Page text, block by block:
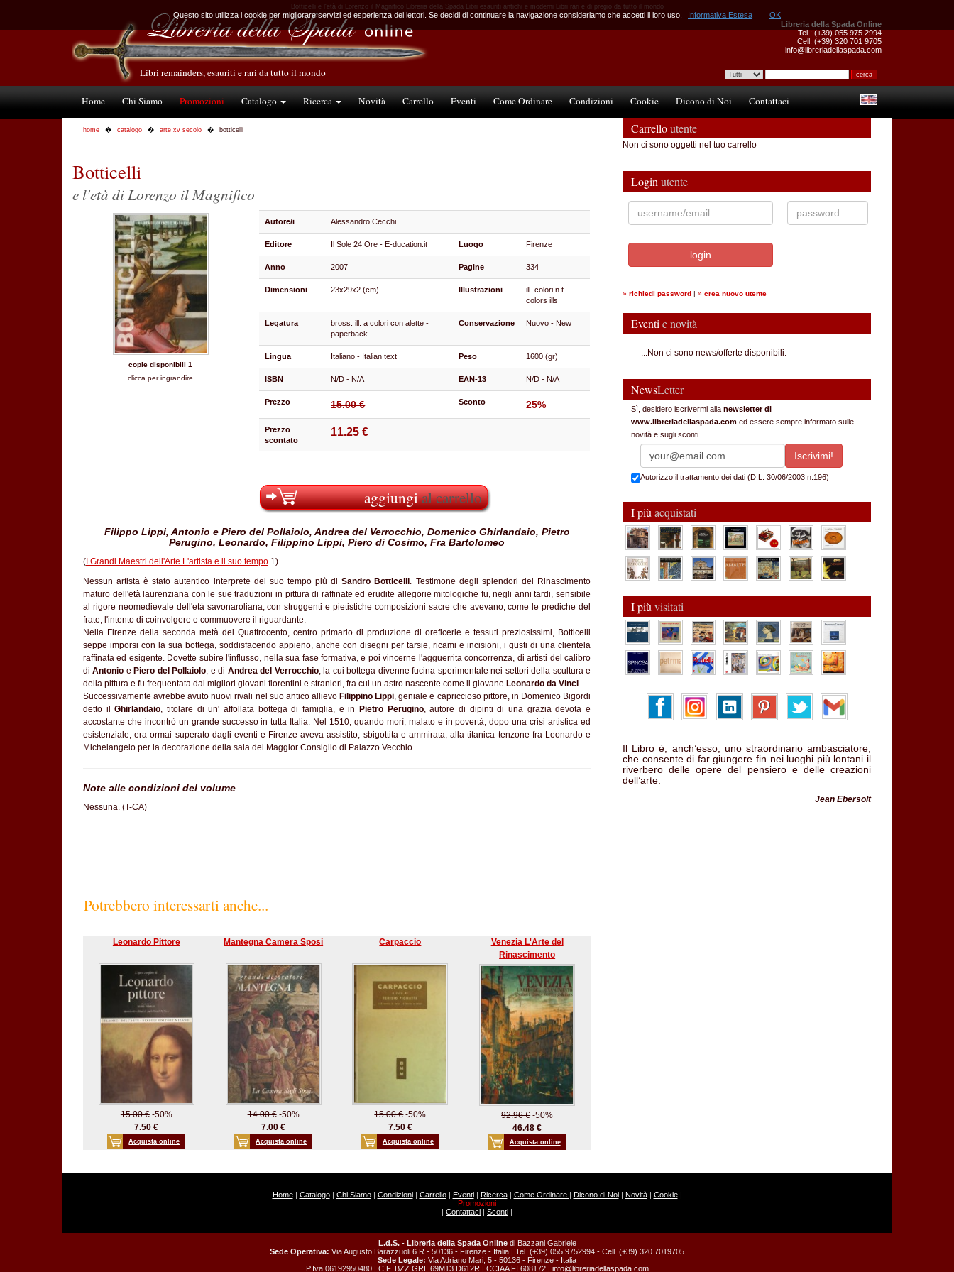
Botticelli e l'età di Lorenzo il Magnifico Libreria della Spada Libri esauriti antichi e moderni Libri rari e di pregio da tutto il mondo
Libreria della Spada Online
Tel.: (+39) 055 975 2994
Cell. (+39) 320 701 9705
info@libreriadellaspada.com
Libri remainders, esauriti e rari da tutto il mondo
Home Chi Siamo Promozioni Catalogo Ricerca Novità Carrello Eventi Come Ordinare Condizioni Cookie Dicono di Noi Contattaci
home catalogo arte xv secolo botticelli
Botticelli
e l'età di Lorenzo il Magnifico
copie disponibili 1
clicca per ingrandire
Autore/i Alessandro Cecchi
Editore Il Sole 24 Ore - E-ducation.it Luogo Firenze
Anno 2007 Pagine 334
Dimensioni 23x29x2 (cm) Illustrazioni
ill. colori n.t. -
colors ills
Legatura
bross. ill. a colori con alette -
paperback
Conservazione Nuovo - New
Lingua Italiano - Italian text Peso 1600 (gr)
ISBN N/D - N/A EAN-13 N/D - N/A
Prezzo 15.00 € Sconto 25%
Prezzo
scontato
11.25 €
aggiungial carrello
Filippo Lippi, Antonio e Piero del Pollaiolo, Andrea del Verrocchio, Domenico Ghirlandaio, Pietro
Perugino, Leonardo, Filippino Lippi, Piero di Cosimo, Fra Bartolomeo
( I Grandi Maestri dell'Arte L'artista e il suo tempo 1).
Nessun artista è stato autentico interprete del suo tempo più diSandro Botticelli. Testimone degli splendori del Rinascimento
maturo dell'età laurenziana con le sue traduzioni in pittura di raffinate ed erudite allegorie mitologiche fu, negli anni tardi, sensibile
al rigore neomedievale dell'età savonaroliana, con struggenti e pietistiche composizioni sacre che avevano, come le prediche del
frate, l'intento di coinvolgere e commuovere il riguardante.
Nella Firenze della seconda metà del Quattrocento, centro primario di produzione di oreficerie e tessuti preziosissimi, Botticelli
seppe imporsi con la sua bottega, soddisfacendo appieno, anche con disegni per tarsie, ricami e incisioni, i gusti di una clientela
raffinata ed esigente. Dovette subire l'influsso, nella sua fase formativa, e poi vincerne l'agguerrita concorrenza, di artisti del calibro
diAntonio e Piero del Pollaiolo, e di Andrea del Verrocchio, la cui bottega divenne fucina sperimentale nei settori della scultura e
della pittura e fu frequentata dai migliori giovani fiorentini e stranieri, fra cui un astro nascente come il giovane Leonardo da Vinci.
Successivamente avrebbe avuto nuovi rivali nel suo antico allievo Filippino Lippi, geniale e capriccioso pittore, in Domenico Bigordi
detto ilGhirlandaio, titolare di un' affollata bottega di famiglia, e in Pietro Perugino, autore di dipinti di una grazia devota e
accostante che incontrò un grande successo in tutta Italia. Nel 1510, quando morì, malato e in povertà, dopo una crisi artistica ed
esistenziale, era ormai superato dagli eventi e Firenze aveva assistito, sbigottita e ammirata, alla titanica tenzone fra Leonardo e
Michelangelo per la decorazione della sala del Maggior Consiglio di Palazzo Vecchio.
Note alle condizioni del volume
Nessuna. (T-CA)
Potrebbero interessarti anche...
Leonardo Pittore
15.00 €-50%
7.50 €
Acquista online
Mantegna Camera Sposi
14.00 €-50%
7.00 €
Acquista online
Carpaccio
15.00 €-50%
7.50 €
Acquista online
Venezia L'Arte del
Rinascimento
92.96 €-50%
46.48 €
Acquista online
Carrelloutente
Non ci sono oggetti nel tuo carrello
Login utente
» richiedi password | » crea nuovo utente
Eventi e novità
...Non ci sono news/offerte disponibili.
NewsLetter
Sì, desidero iscrivermi alla newsletter di
www.libreriadellaspada.com ed essere sempre informato sulle
novità e sugli sconti.
Autorizzo il trattamento dei dati (D.L. 30/06/2003 n.196)
I più acquistati
I più visitati
Il Libro è, anch’esso, uno straordinario ambasciatore,
che consente di far giungere fin nei luoghi più lontani il
riverbero delle opere del pensiero e delle creazioni
dell’arte.
Jean Ebersolt
Home| Catalogo| Chi Siamo| Condizioni| Carrello| Eventi| Ricerca| Come Ordinare | Dicono di Noi| Novità| Cookie|
Promozioni
| Contattaci | Sconti |
L.d.S. - Libreria della Spada Online di Bazzani Gabriele
Sede Operativa: Via Augusto Barazzuoli 6 R - 50136 - Firenze - Italia | Tel. (+39) 055 9752994 - Cell. (+39) 320 7019705
Sede Legale: Via Adriano Mari, 5 - 50136 - Firenze - Italia
P.Iva 06192950480 | C.F. BZZ GRL 69M13 D612R | CCIAA FI 608172 | info@libreriadellaspada.com
Questo sito utilizza i cookie per migliorare servizi ed esperienza dei lettori. Se decidi di continuare la navigazione consideriamo che accetti il loro uso. Informativa Estesa OK